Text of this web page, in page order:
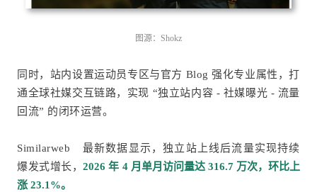
图源：Shokz
同时，站内设置运动员专区与官方 Blog 强化专业属性，打
通全球社媒交互链路，实现 “独立站内容 - 社媒曝光 - 流量
回流” 的闭环运营。
Similarweb
最新数据显示，独立站上线后流量实现持续
爆发式增长，2026 年 4 月单月访问量达 316.7 万次，环比上
涨 23.1%。